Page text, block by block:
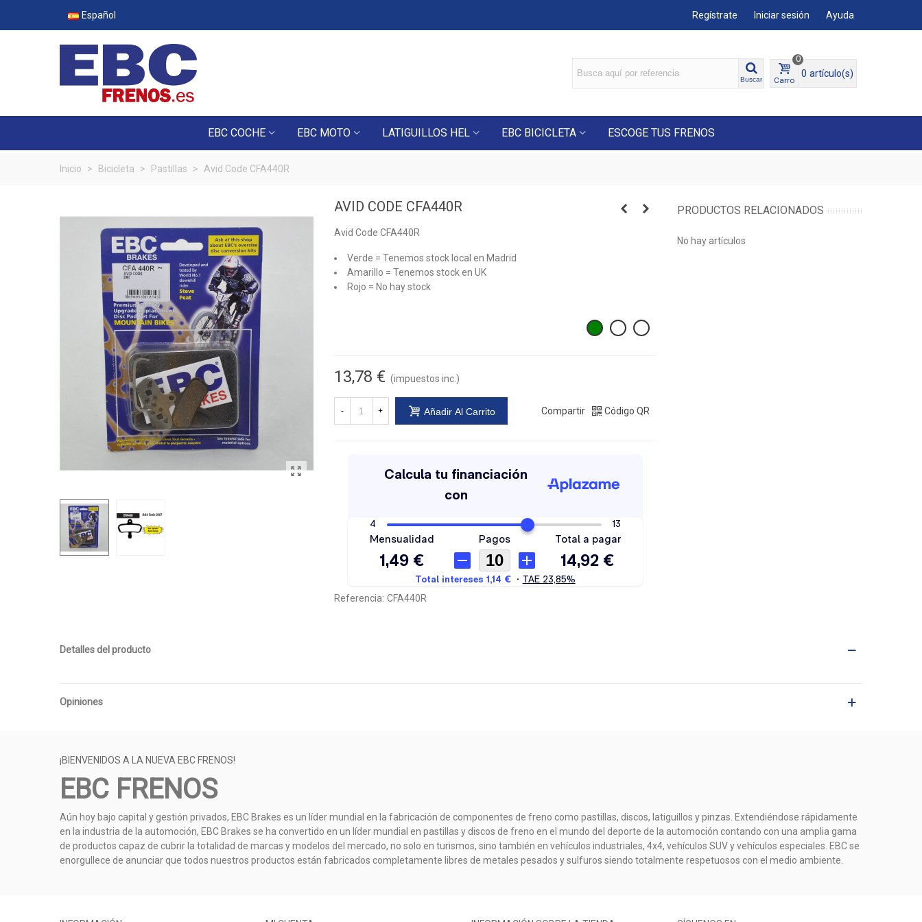
Español Regístrate Iniciar sesión Ayuda
Buscar Carro
0
0 artículo(s)
EBC COCHE EBC MOTO LATIGUILLOS HEL EBC BICICLETA ESCOGE TUS FRENOS
Inicio > Bicicleta > Pastillas > Avid Code CFA440R
AVID CODE CFA440R
Avid Code CFA440R
Verde = Tenemos stock local en Madrid
Amarillo = Tenemos stock en UK
Rojo = No hay stock
13,78 € (impuestos inc.)
- + Añadir Al Carrito Compartir Código QR
Referencia: CFA440R
PRODUCTOS RELACIONADOS
No hay artículos
Detalles del producto
Opiniones
¡BIENVENIDOS A LA NUEVA EBC FRENOS!
EBC FRENOS
Aún hoy bajo capital y gestión privados, EBC Brakes es un líder mundial en la fabricación de componentes de freno como pastillas, discos, latiguillos y pinzas. Extendiéndose rápidamente
en la industria de la automoción, EBC Brakes se ha convertido en un líder mundial en pastillas y discos de freno en el mundo del deporte de la automoción contando con una amplia gama
de productos capaz de cubrir la totalidad de marcas y modelos del mercado, no solo en turismos, sino también en vehículos industriales, 4x4, vehículos SUV y vehículos especiales. EBC se
enorgullece de anunciar que todos nuestros productos están fabricados completamente libres de metales pesados y sulfuros siendo totalmente respetuosos con el medio ambiente.